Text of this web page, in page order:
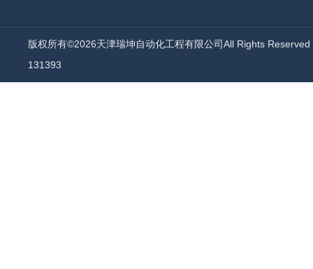
版权所有©2026天津瑞坤自动化工程有限公司All Rights
131393